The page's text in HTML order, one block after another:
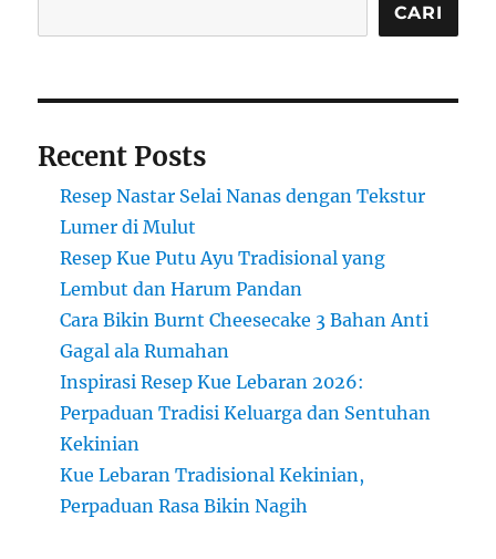
India
Lidah
CARI
Recent Posts
Resep Nastar Selai Nanas dengan Tekstur
Lumer di Mulut
Resep Kue Putu Ayu Tradisional yang
Lembut dan Harum Pandan
Cara Bikin Burnt Cheesecake 3 Bahan Anti
Gagal ala Rumahan
Inspirasi Resep Kue Lebaran 2026:
Perpaduan Tradisi Keluarga dan Sentuhan
Kekinian
Kue Lebaran Tradisional Kekinian,
Perpaduan Rasa Bikin Nagih